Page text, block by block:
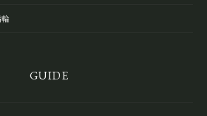
GUIDE